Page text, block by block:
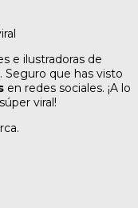
e ilustradoras de
Seguro que has visto
en redes sociales. ¡A lo
viral!